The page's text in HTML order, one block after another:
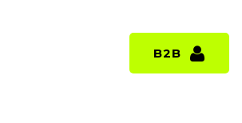
B2B
B2B